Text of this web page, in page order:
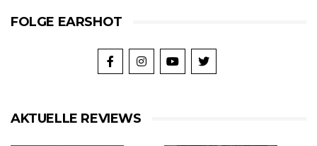
FOLGE EARSHOT
AKTUELLE REVIEWS